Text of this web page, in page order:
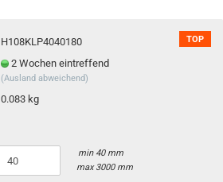
TOP
H108KLP4040180
2 Wochen eintreffend
(Ausland abweichend)
0.083 kg
min 40 mm
max 3000 mm